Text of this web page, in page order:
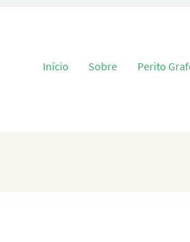
Pular para o conteúdo
Início Sobre Perito